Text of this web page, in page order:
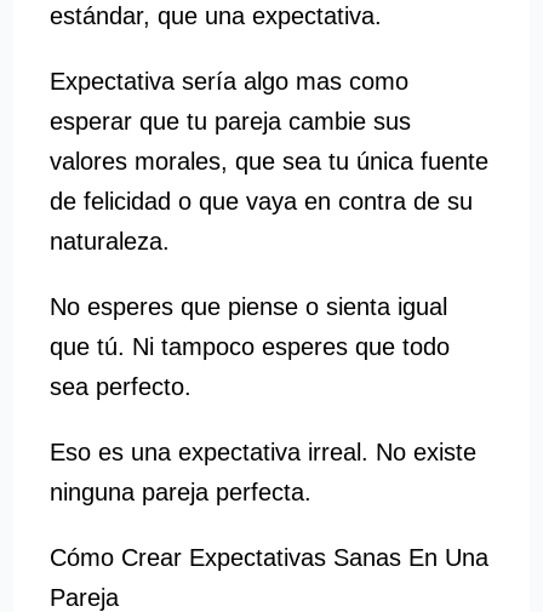
estándar, que una expectativa.
Expectativa sería algo mas como
esperar que tu pareja cambie sus
valores morales, que sea tu única fuente
de felicidad o que vaya en contra de su
naturaleza.
No esperes que piense o sienta igual
que tú. Ni tampoco esperes que todo
sea perfecto.
Eso es una expectativa irreal. No existe
ninguna pareja perfecta.
Cómo Crear Expectativas Sanas En Una
Pareja